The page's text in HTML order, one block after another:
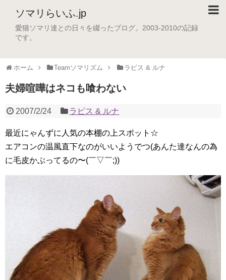
ソマリらいふ.jp
愛猫ソマリ達との日々を綴ったブログ。2003-2010の記録
です。
ホーム Teamソマリズム ラピス & ルナ
夫婦喧嘩はネコも喰わない
2007/2/24 ラピス & ルナ
最近にゃんずに人気の本棚の上スポット☆
エアコンの温風直下なのがいいようでつ(あんた達なんの為
に毛皮かぶってるの〜(￣▽￣;))